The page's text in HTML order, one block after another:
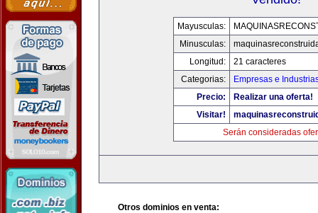
Mayusculas:
Minusculas:
Longitud:
21 caracteres
Categorias:
Empresas e
Precio:
Realizar una oferta!
Visitar!
Serán consideradas
Otros dominios en venta: